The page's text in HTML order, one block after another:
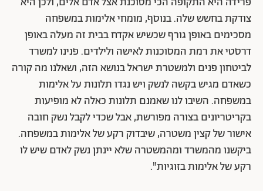
צודקת בחשש שלה. בנוסף, מומחי אלימות במשפחה
מסכימים באופן גורף שכשיש אקדח בבית זה מעלה באופן
דרסטי את רמת המסוכנות לאישה ולילדים. פנינו למשרד
לביטחון פנים ולמשטרת ישראל בנושא הזה, ושאלנו מה קורה
כשאדם מגיש בקשה לנשק ויש נגדו תלונות על אלימות
במשפחה. השיבו לנו שאמנם תלונות כאלה לא מופיעות
בקריטריונים בצורה מפורשת, אבל שכדי לקבל נשק חובה
אישור של קצין משטרה, שיבדוק רקע של אלימות במשפחה.
ביקשנו מהמשרד ומהמשטרה שלא יינתן נשק לאדם שיש לו
רקע של אלימות בזוגיות".